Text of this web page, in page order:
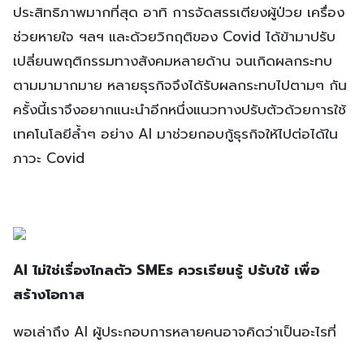
ประสิทธิภาพมากที่สุด อาทิ การจัดสรรเตียงผู้ป่วย เครื่อง
ช่วยหายใจ ฯลฯ และด้วยวิกฤติของ Covid ได้ข้ามาปรับ
เปลี่ยนพฤติกรรมทางสังคมหลายด้าน จนเกิดผลกระทบ
ตามมามากมาย หลายธุรกิจจึงได้รับผลกระทบไปตามๆ กัน
ครั้งนี้เราจึงอยากแนะนำอีกหนึ่งแนวทางปรับตัวด้วยการใช้
เทคโนโลยีล้ำๆ อย่าง AI มาช่วยกอบกู้ธุรกิจให้ไปต่อได้ใน
ภาวะ Covid
AI ไม่ใช่เรื่องไกลตัว SMEs ควรเรียนรู้ ปรับใช้ เพื่อ
สร้างโอกาส
พอเล่าถึง AI ผู้ประกอบการหลายคนอาจคิดว่าเป็นอะไรที่